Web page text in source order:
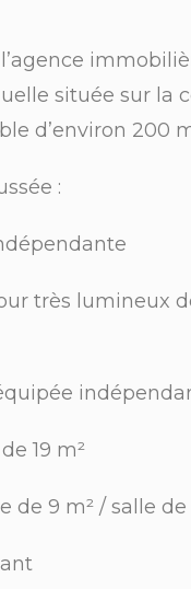
située sur la
d’environ 200
:
très lumineux
équipée
de 9 m² / salle